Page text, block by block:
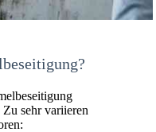
sehr variieren